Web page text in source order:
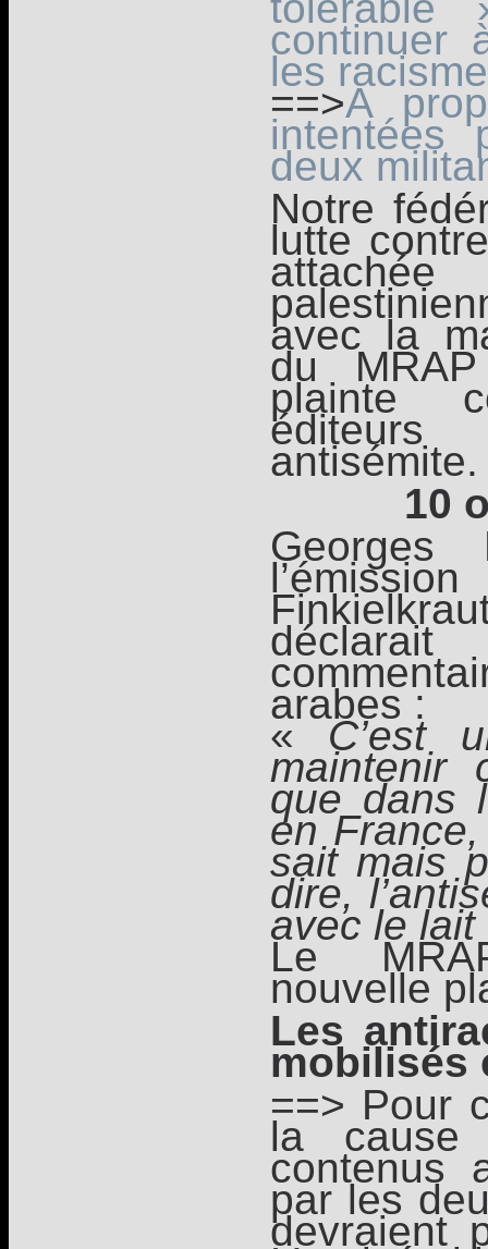
continuer
les
==>A
intentées
deux
Notre
lutte
avec la
du
plainte
antisémite.
10
Georges
arabes :
« C’est
maintenir
que dans
en
sait mais
dire,
avec le lait
Le
nouvelle
Les
mobilisés
==> Pour
la cause
contenus
par les
devraient